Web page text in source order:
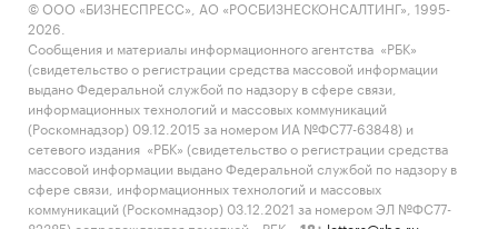
© ООО «БИЗНЕСПРЕСС», АО «РОСБИЗНЕСКОНСАЛТИНГ», 1995-
2026.
Сообщения и материалы информационного агентства «РБК»
(свидетельство о регистрации средства массовой информации
выдано Федеральной службой по надзору в сфере связи,
информационных технологий и массовых коммуникаций
(Роскомнадзор) 09.12.2015 за номером ИА №ФС77-63848) и
сетевого издания «РБК» (свидетельство о регистрации средства
массовой информации выдано Федеральной службой по надзору в
сфере связи, информационных технологий и массовых
коммуникаций (Роскомнадзор) 03.12.2021 за номером ЭЛ №ФС77-